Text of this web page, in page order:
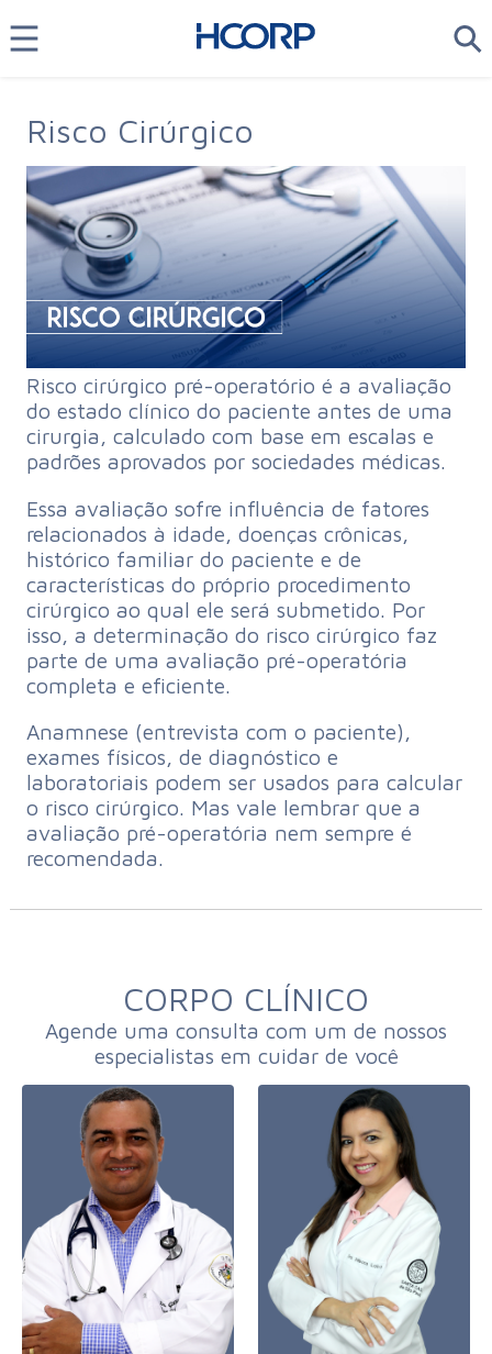
CORPO CLÍNICO
Agende uma consulta com um de nossos
especialistas em cuidar de você
Risco Cirúrgico
Risco cirúrgico pré-operatório é a avaliação
do estado clínico do paciente antes de uma
cirurgia, calculado com base em escalas e
padrões aprovados por sociedades médicas.
Essa avaliação sofre influência de fatores
relacionados à idade, doenças crônicas,
histórico familiar do paciente e de
características do próprio procedimento
cirúrgico ao qual ele será submetido. Por
isso, a determinação do risco cirúrgico faz
parte de uma avaliação pré-operatória
completa e eficiente.
Anamnese (entrevista com o paciente),
exames físicos, de diagnóstico e
laboratoriais podem ser usados para calcular
o risco cirúrgico. Mas vale lembrar que a
avaliação pré-operatória nem sempre é
recomendada.